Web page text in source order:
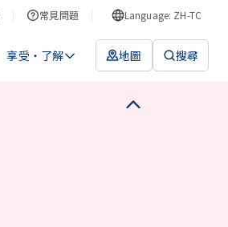
常見問題 Language: ZH-TC
享受・了解 地圖 搜尋